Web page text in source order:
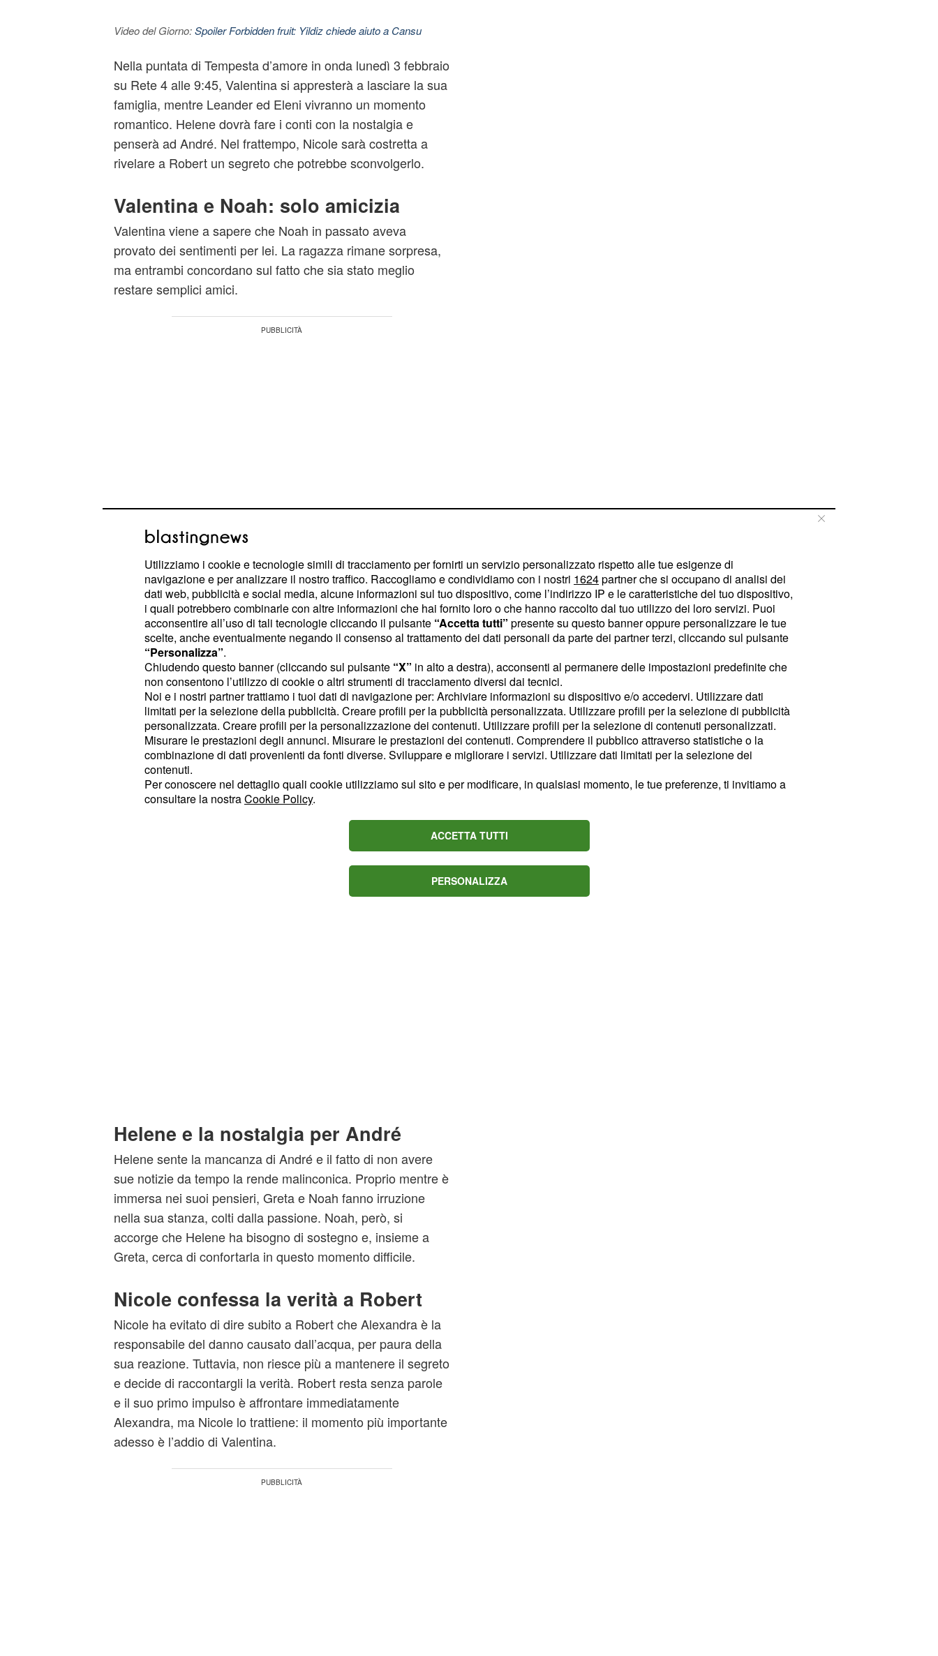
Video del Giorno:Spoiler Forbidden fruit: Yildiz chiede aiuto a Cansu
Nella puntata di Tempesta d’amore in onda lunedì 3 febbraio
su Rete 4 alle 9:45, Valentina si appresterà a lasciare la sua
famiglia, mentre Leander ed Eleni vivranno un momento
romantico. Helene dovrà fare i conti con la nostalgia e
penserà ad André. Nel frattempo, Nicole sarà costretta a
rivelare a Robert un segreto che potrebbe sconvolgerlo.
Valentina e Noah: solo amicizia
Valentina viene a sapere che Noah in passato aveva
provato dei sentimenti per lei. La ragazza rimane sorpresa,
ma entrambi concordano sul fatto che sia stato meglio
restare semplici amici.
Per salutare la famiglia prima della partenza, Valentina
decide di cucinare una cena speciale, ma qualcosa va
storto. Nonostante l’inconveniente, la serata trascorre in un
clima affettuoso insieme a Robert, Werner, Leander e Otto.
Durante la cena, Valentina si rende conto di quanto il suo
addio stia pesando soprattutto su Robert e Werner, che
faticano a nascondere la loro malinconia.
Un momento romantico tra Eleni e
Leander
Eleni e Leander si concedono un momento di intimità
lontano da tutto e tutti. I due si scambiano un bacio
disturbarli. Il loro legame sembra rafforzarsi sempre di più,
ma nuovi ostacoli potrebbero presto mettersi tra loro.
Helene e la nostalgia per André
Helene sente la mancanza di André e il fatto di non avere
sue notizie da tempo la rende malinconica. Proprio mentre è
immersa nei suoi pensieri, Greta e Noah fanno irruzione
nella sua stanza, colti dalla passione. Noah, però, si
accorge che Helene ha bisogno di sostegno e, insieme a
Greta, cerca di confortarla in questo momento difficile.
Nicole confessa la verità a Robert
Nicole ha evitato di dire subito a Robert che Alexandra è la
responsabile del danno causato dall’acqua, per paura della
sua reazione. Tuttavia, non riesce più a mantenere il segreto
e decide di raccontargli la verità. Robert resta senza parole
e il suo primo impulso è affrontare immediatamente
Alexandra, ma Nicole lo trattiene: il momento più importante
adesso è l’addio di Valentina.
Utilizziamo i cookie e tecnologie simili di tracciamento per fornirti un servizio personalizzato rispetto alle tue esigenze di
navigazione e per analizzare il nostro traffico. Raccogliamo e condividiamo con i nostri 1624partner che si occupano di analisi dei
dati web, pubblicità e social media, alcune informazioni sul tuo dispositivo, come l’indirizzo IP e le caratteristiche del tuo dispositivo,
i quali potrebbero combinarle con altre informazioni che hai fornito loro o che hanno raccolto dal tuo utilizzo dei loro servizi. Puoi
acconsentire all’uso di tali tecnologie cliccando il pulsante “Accetta tutti” presente su questo banner oppure personalizzare le tue
scelte, anche eventualmente negando il consenso al trattamento dei dati personali da parte dei partner terzi, cliccando sul pulsante
“Personalizza”.
Chiudendo questo banner (cliccando sul pulsante “X” in alto a destra), acconsenti al permanere delle impostazioni predefinite che
non consentono l’utilizzo di cookie o altri strumenti di tracciamento diversi dai tecnici.
Noi e i nostri partner trattiamo i tuoi dati di navigazione per: Archiviare informazioni su dispositivo e/o accedervi. Utilizzare dati
limitati per la selezione della pubblicità. Creare profili per la pubblicità personalizzata. Utilizzare profili per la selezione di pubblicità
personalizzata. Creare profili per la personalizzazione dei contenuti. Utilizzare profili per la selezione di contenuti personalizzati.
Misurare le prestazioni degli annunci. Misurare le prestazioni dei contenuti. Comprendere il pubblico attraverso statistiche o la
combinazione di dati provenienti da fonti diverse. Sviluppare e migliorare i servizi. Utilizzare dati limitati per la selezione dei
contenuti.
Per conoscere nel dettaglio quali cookie utilizziamo sul sito e per modificare, in qualsiasi momento, le tue preferenze, ti invitiamo a
consultare la nostraCookie Policy.
ACCETTA TUTTI
PERSONALIZZA